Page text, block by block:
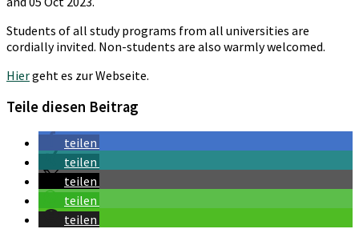
Students of all study programs from all universities are
cordially invited. Non-students are also warmly welcomed.
Hiergeht es zur Webseite.
Teile diesen Beitrag
teilen
teilen
teilen
teilen
teilen